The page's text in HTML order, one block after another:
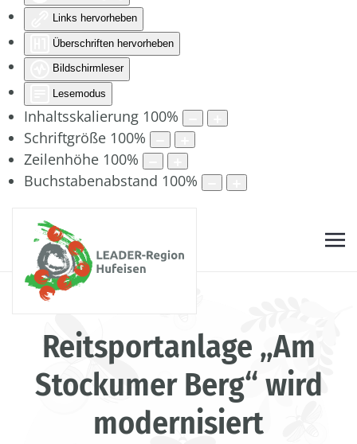
Links hervorheben
Überschriften hervorheben
Bildschirmleser
Lesemodus
Inhaltsskalierung 100%
Schriftgröße 100%
Zeilenhöhe 100%
Buchstabenabstand 100%
Reitsportanlage „Am
Stockumer Berg“ wird
modernisiert